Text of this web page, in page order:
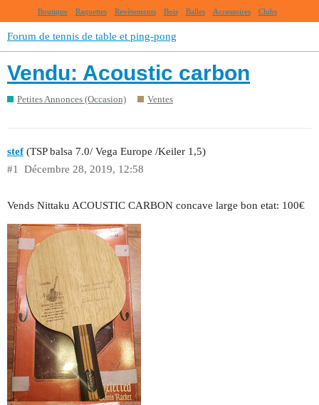
Boutique Raquettes Revêtements Bois Balles Accessoires Clubs
Forum de tennis de table et ping-pong
Vendu: Acoustic carbon
Petites Annonces (Occasion) Ventes
stef(TSP balsa 7.0/ Vega Europe /Keiler 1,5)
Décembre 28, 2019, 12:58
#1
Vends Nittaku ACOUSTIC CARBON concave large bon etat: 100€